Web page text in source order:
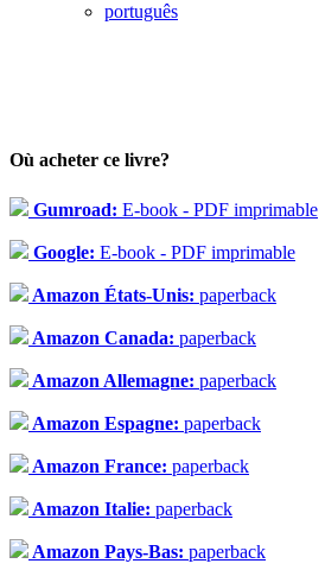
português
Où acheter ce livre?
Gumroad: E-book - PDF imprimable
Google: E-book - PDF imprimable
Amazon États-Unis: paperback
Amazon Canada: paperback
Amazon Allemagne: paperback
Amazon Espagne: paperback
Amazon France: paperback
Amazon Italie: paperback
Amazon Pays-Bas: paperback